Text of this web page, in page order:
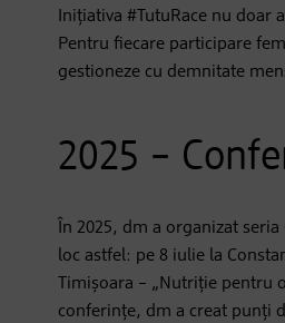
Inițiativa #TutuRace nu doar
Pentru fiecare participare
gestioneze cu demnitate
2025 –
În 2025, dm a organizat
loc astfel: pe 8 iulie la
Timișoara – „Nutriție pentru
conferințe, dm a creat punți